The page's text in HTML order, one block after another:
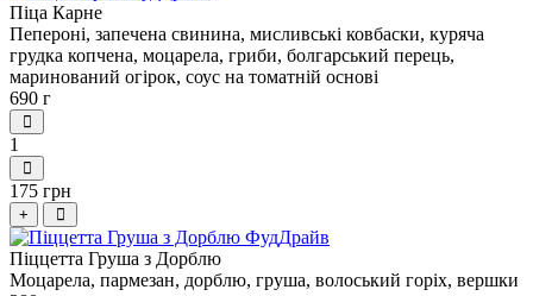
Піца Карне
Пепероні, запечена свинина, мисливські ковбаски, куряча
грудка копчена, моцарела, гриби, болгарський перець,
маринований огірок, соус на томатній основі
690 г
1
175 грн
+
Піццетта Груша з Дорблю
Моцарела, пармезан, дорблю, груша, волоський горіх, вершки